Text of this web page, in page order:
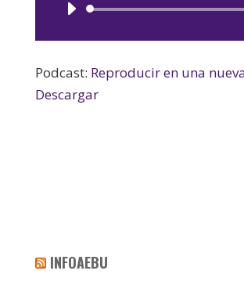
Podcast: Reproducir en una
Descargar
INFOAEBU